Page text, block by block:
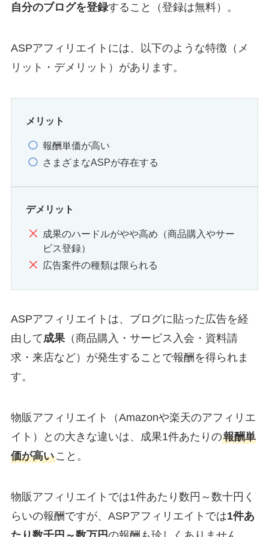
自分のブログを登録すること（登録は無料）。
ASPアフィリエイトには、以下のような特徴（メ
リット・デメリット）があります。
メリット
報酬単価が高い
さまざまなASPが存在する
デメリット
成果のハードルがやや高め（商品購入やサー
ビス登録）
広告案件の種類は限られる
ASPアフィリエイトは、ブログに貼った広告を経
由して成果（商品購入・サービス入会・資料請
求・来店など）が発生することで報酬を得られま
す。
物販アフィリエイト（Amazonや楽天のアフィリエ
イト）との大きな違いは、成果1件あたりの報酬単
価が高いこと。
物販アフィリエイトでは1件あたり数円～数十円く
らいの報酬ですが、ASPアフィリエイトでは1件あ